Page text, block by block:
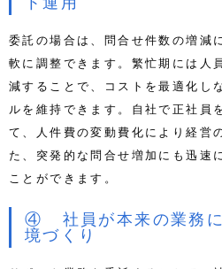
委託の場合は、問合せ件数の増減
軟に調整できます。繁忙期には人
減することで、コストを最適化し
ルを維持できます。自社で正社員
て、人件費の変動費化により経営
た、突発的な問合せ増加にも迅速
ことができます。
④ 社員が本来の業務に
境づくり